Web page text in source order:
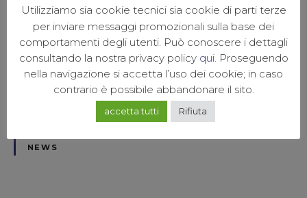
Le diverse tipologie di apparecchio ai denti ed il
prezzo indicativo per ognuno. L’apparecchio
dentale (o meglio apparecchio ortodontico) è un
dispositivo medico che viene utilizzato per curare i
disallineamenti dei denti e per l’allargamento del
palato. Quando viene prescritto dal medico vuol
dire infatti che è stato riscontrato un...
NEWS
Utilizziamo sia cookie tecnici sia cookie di parti terze
per inviare messaggi promozionali sulla base dei
comportamenti degli utenti. Può conoscere i dettagli
consultando la nostra privacy policy qui. Proseguendo
nella navigazione si accetta l’uso dei cookie; in caso
contrario è possibile abbandonare il sito.
accetta tutti Rifiuta